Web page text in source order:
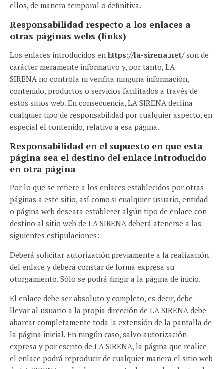
ellos, de manera temporal o definitiva.
Responsabilidad respecto a los enlaces a
otras páginas webs (links)
Los enlaces introducidos en https://la-sirena.net/son de
carácter meramente informativo y, por tanto, LA
SIRENA no controla ni verifica ninguna información,
contenido, productos o servicios facilitados a través de
estos sitios web. En consecuencia, LA SIRENA declina
cualquier tipo de responsabilidad por cualquier aspecto, en
especial el contenido, relativo a esa página.
Responsabilidad en el supuesto en que esta
página sea el destino del enlace introducido
en otra página
Por lo que se refiere a los enlaces establecidos por otras
páginas a este sitio, así como si cualquier usuario, entidad
o página web deseara establecer algún tipo de enlace con
destino al sitio web de LA SIRENA deberá atenerse a las
siguientes estipulaciones:
Deberá solicitar autorización previamente a la realización
del enlace y deberá constar de forma expresa su
otorgamiento. Sólo se podrá dirigir a la página de inicio.
El enlace debe ser absoluto y completo, es decir, debe
llevar al usuario a la propia dirección de LA SIRENA debe
abarcar completamente toda la extensión de la pantalla de
la página inicial. En ningún caso, salvo autorización
expresa y por escrito de LA SIRENA, la página que realice
el enlace podrá reproducir de cualquier manera el sitio web